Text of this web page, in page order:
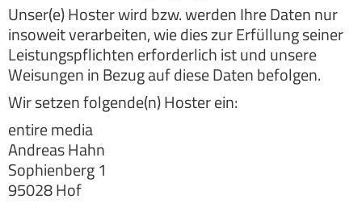
Unser(e) Hoster wird bzw. werden Ihre Daten nur
insoweit verarbeiten, wie dies zur Erfüllung seiner
Leistungspflichten erforderlich ist und unsere
Weisungen in Bezug auf diese Daten befolgen.
Wir setzen folgende(n) Hoster ein:
entire media
Andreas Hahn
Sophienberg 1
95028 Hof